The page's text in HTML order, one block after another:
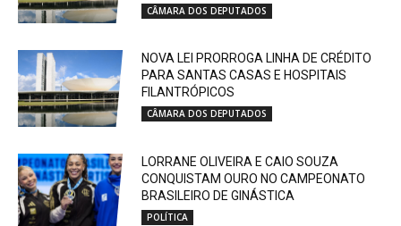
CÂMARA DOS DEPUTADOS
NOVA LEI PRORROGA LINHA DE CRÉDITO
PARA SANTAS CASAS E HOSPITAIS
FILANTRÓPICOS
CÂMARA DOS DEPUTADOS
LORRANE OLIVEIRA E CAIO SOUZA
CONQUISTAM OURO NO CAMPEONATO
BRASILEIRO DE GINÁSTICA
POLÍTICA